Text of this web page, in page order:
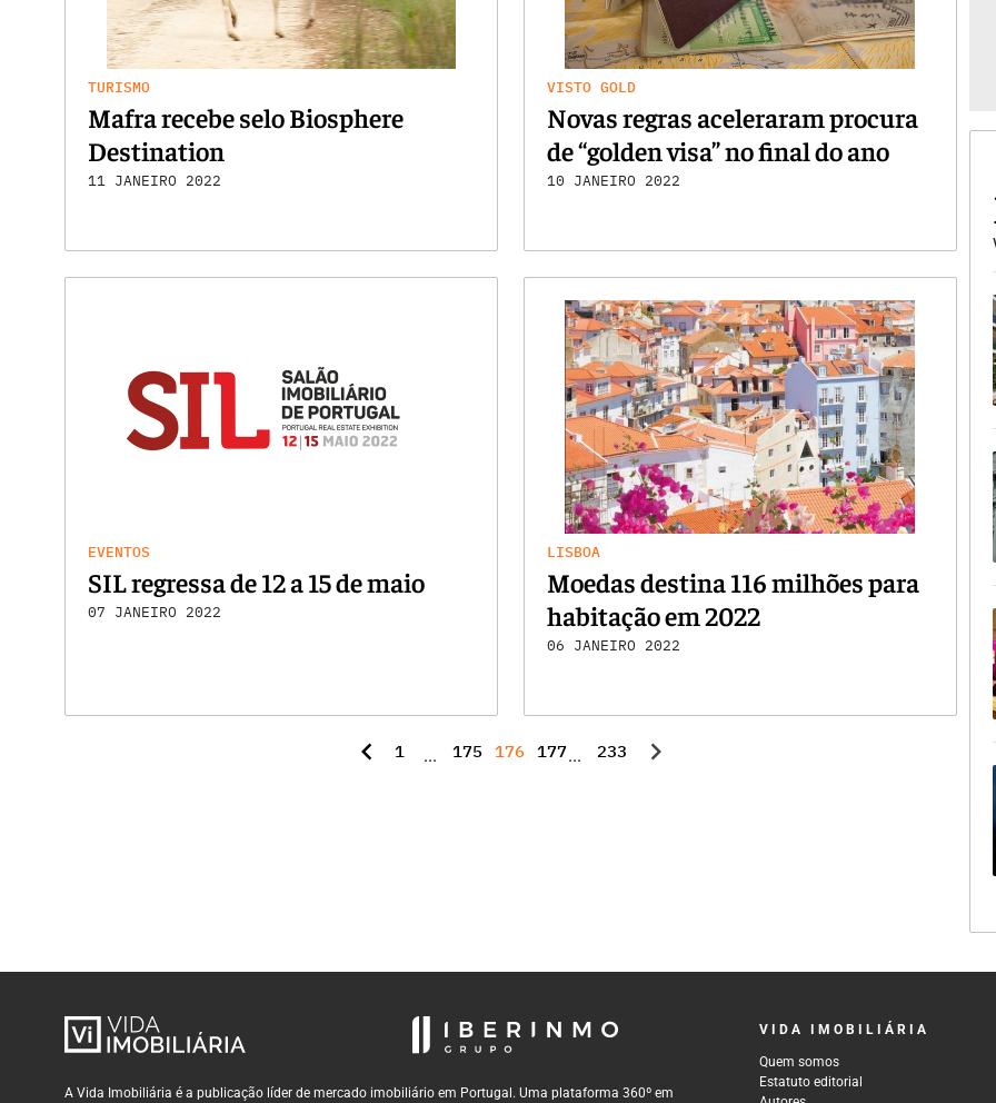
TURISMO
Mafra recebe selo Biosphere
Destination
11 JANEIRO 2022
VISTO GOLD
Novas regras aceleraram procura
de “golden visa” no final do ano
10 JANEIRO 2022
EVENTOS
SIL regressa de 12 a 15 de maio
07 JANEIRO 2022
LISBOA
Moedas destina 116 milhões para
habitação em 2022
06 JANEIRO 2022
chevron_left 1 ... 175 176 177... 233 chevron_right
A Vida Imobiliária é a publicação líder de mercado imobiliário em Portugal. Uma plataforma 360º em
VIDA IMOBILIÁRIA
Quem somos
Estatuto editorial